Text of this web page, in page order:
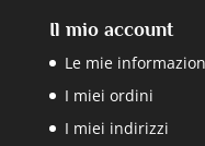
Il mio account
Le mie
I miei ordini
I miei indirizzi